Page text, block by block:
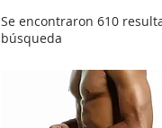
Se encontraron 610
búsqueda